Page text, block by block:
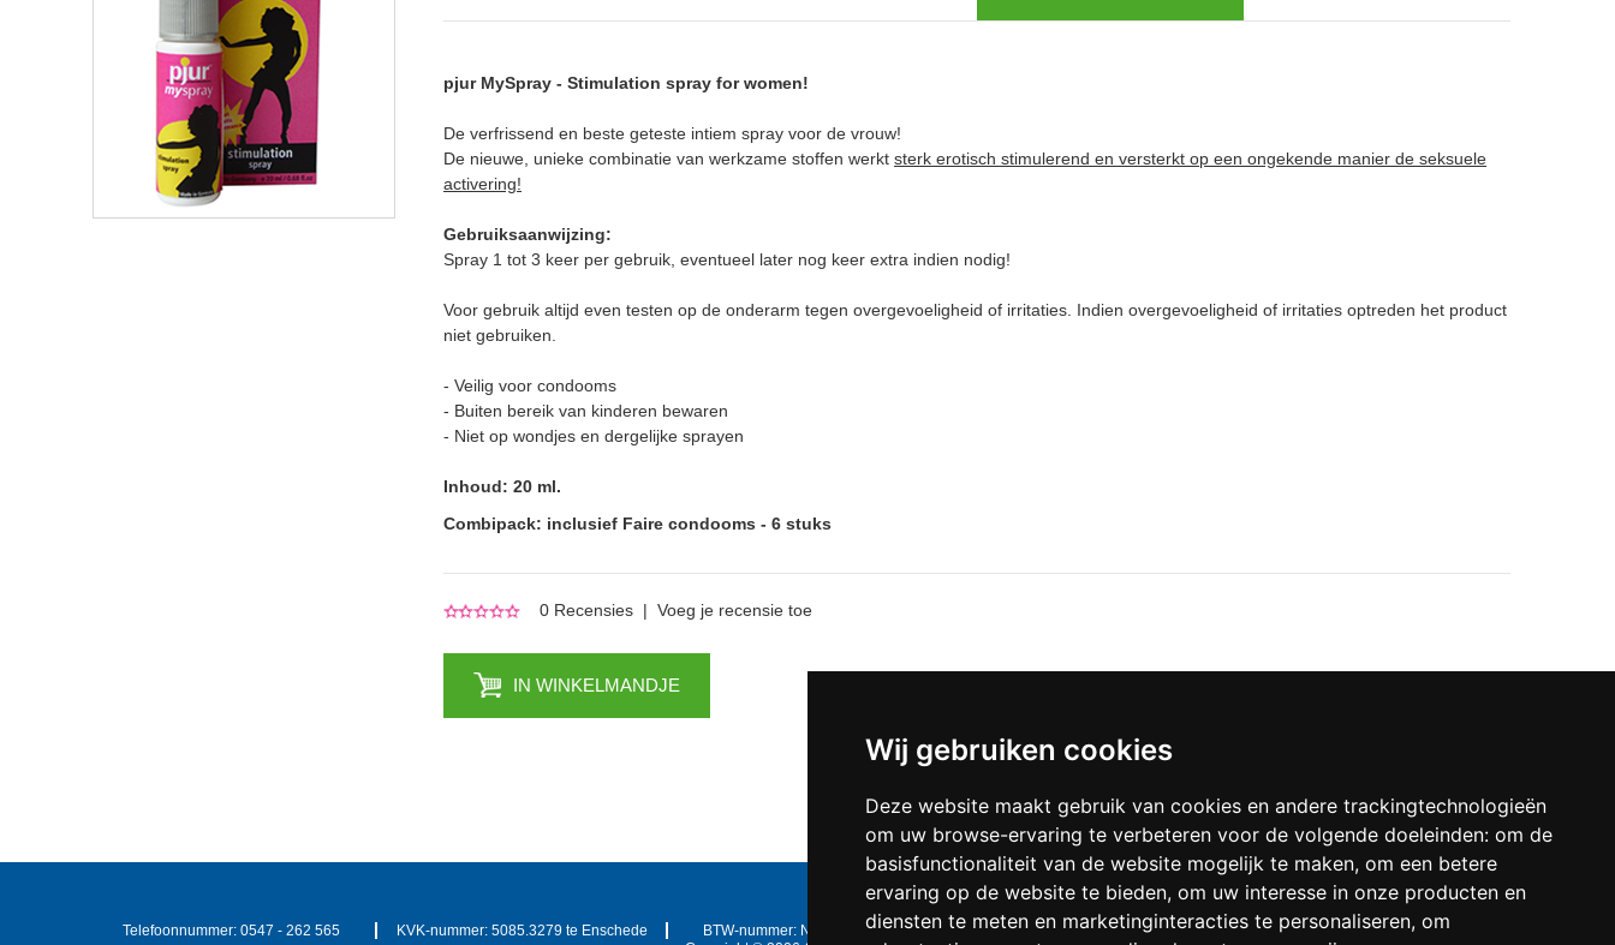
Wij gebruiken cookies
Deze website maakt gebruik van cookies en andere trackingtechnologieën
om uw browse-ervaring te verbeteren voor de volgende doeleinden: om de
basisfunctionaliteit van de website mogelijk te maken, om een betere
ervaring op de website te bieden, om uw interesse in onze producten en
diensten te meten en marketinginteracties te personaliseren, om
pjur MySpray - Stimulation spray for women!
De verfrissend en beste geteste intiem spray voor de vrouw!
De nieuwe, unieke combinatie van werkzame stoffen werkt sterk erotisch stimulerend en versterkt op een ongekende manier de seksuele
activering!
Gebruiksaanwijzing:
Spray 1 tot 3 keer per gebruik, eventueel later nog keer extra indien nodig!
Voor gebruik altijd even testen op de onderarm tegen overgevoeligheid of irritaties. Indien overgevoeligheid of irritaties optreden het product
niet gebruiken.
- Veilig voor condooms
- Buiten bereik van kinderen bewaren
- Niet op wondjes en dergelijke sprayen
Inhoud: 20 ml.
Combipack: inclusief Faire condooms - 6 stuks
0 Recensies | Voeg je recensie toe
IN WINKELMANDJE
Telefoonnummer: 0547 - 262 565 KVK-nummer:5085.3279 te Enschede BTW-nummer: NL823086161B01 IBAN:DE39 4016 4024 0162 9257 00